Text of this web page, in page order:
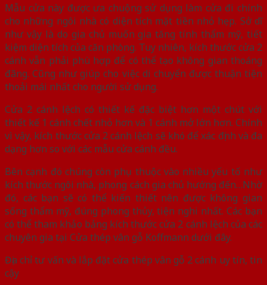
Mẫu cửa này được ưa chuộng sử dụng làm cửa đi chính
cho những ngôi nhà có diện tích mặt tiền nhỏ hẹp. Sở dĩ
như vậy là do gia chủ muốn gia tăng tính thẩm mỹ, tiết
kiệm diện tích của căn phòng. Tuy nhiên, kích thước cửa 2
cánh vẫn phải phù hợp để có thể tạo không gian thoáng
đãng. Cũng như giúp cho việc di chuyển được thuận tiện
thoải mái nhất cho người sử dụng.
Cửa 2 cánh lệch có thiết kế đặc biệt hơn một chút với
thiết kế 1 cánh chết nhỏ hơn và 1 cánh mở lớn hơn. Chính
vì vậy, kích thước cửa 2 cánh lệch sẽ khó để xác định và đa
dạng hơn so với các mẫu cửa cánh đều.
Bên cạnh đó chúng còn phụ thuộc vào nhiều yếu tố như
kích thước ngôi nhà, phong cách gia chủ hướng đến…Nhờ
đó, các bạn sẽ có thể kiến thiết nên được không gian
sống thẩm mỹ, đúng phong thủy, tiện nghi nhất. Các bạn
có thể tham khảo bảng kích thước cửa 2 cánh lệch của các
chuyên gia tại Cửa thép vân gỗ Koffmann dưới đây.
Địa chỉ tư vấn và lắp đặt cửa thép vân gỗ 2 cánh uy tín, tin
cậy